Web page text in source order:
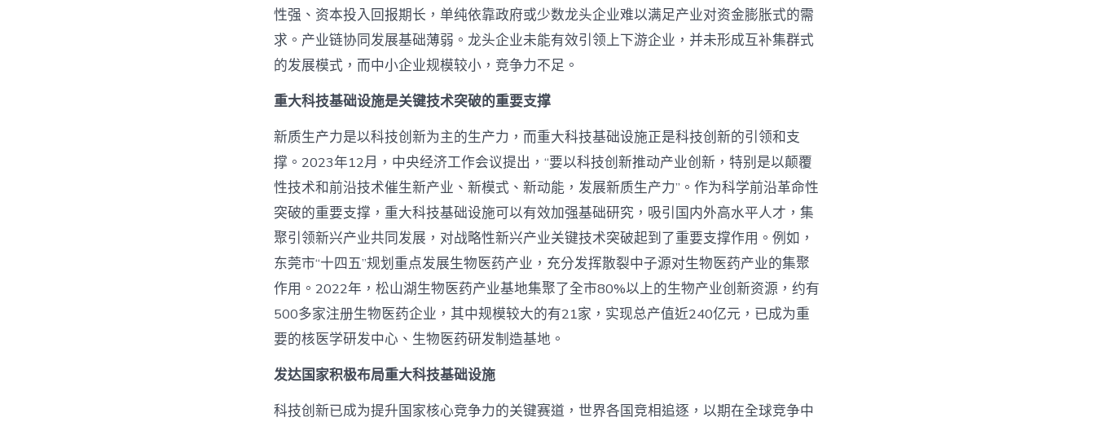
性强、资本投入回报期长，单纯依靠政府或少数龙头企业难以满足产业对资金膨胀式的需
求。产业链协同发展基础薄弱。龙头企业未能有效引领上下游企业，并未形成互补集群式
的发展模式，而中小企业规模较小，竞争力不足。
重大科技基础设施是关键技术突破的重要支撑
新质生产力是以科技创新为主的生产力，而重大科技基础设施正是科技创新的引领和支
撑。2023年12月，中央经济工作会议提出，“要以科技创新推动产业创新，特别是以颠覆
性技术和前沿技术催生新产业、新模式、新动能，发展新质生产力”。作为科学前沿革命性
突破的重要支撑，重大科技基础设施可以有效加强基础研究，吸引国内外高水平人才，集
聚引领新兴产业共同发展，对战略性新兴产业关键技术突破起到了重要支撑作用。例如，
东莞市“十四五”规划重点发展生物医药产业，充分发挥散裂中子源对生物医药产业的集聚
作用。2022年，松山湖生物医药产业基地集聚了全市80%以上的生物产业创新资源，约有
500多家注册生物医药企业，其中规模较大的有21家，实现总产值近240亿元，已成为重
要的核医学研发中心、生物医药研发制造基地。
发达国家积极布局重大科技基础设施
科技创新已成为提升国家核心竞争力的关键赛道，世界各国竞相追逐，以期在全球竞争中